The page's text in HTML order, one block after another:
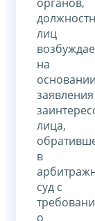
лиц
на
основании
заявления
лица,
в
суд с
о